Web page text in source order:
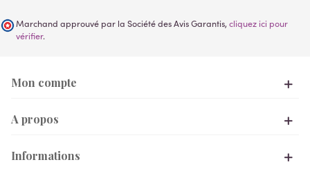
Marchand approuvé par la Société des Avis Garantis, cliquez ici pour
vérifier.
Mon compte
A propos
Informations